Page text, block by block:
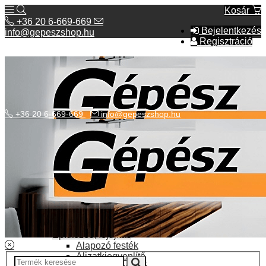
Kosár
Bejelentkezés
Regisztráció
+36 20 6-669-669
info@gepeszshop.hu
Kategóriák menü
Bolhapiac
Elektromos fűtés
Építkezés, fejújítás
Alapozó festék
Aljzatkiegyenlítő
+36 20 6-669-669 info@gepeszshop.hu